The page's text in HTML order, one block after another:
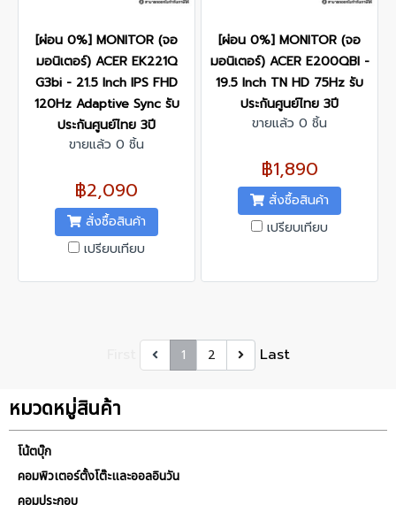
[ผ่อน 0%] MONITOR (จอ
มอนิเตอร์) ACER EK221Q
G3bi - 21.5 Inch IPS FHD
120Hz Adaptive Sync รับ
ประกันศูนย์ไทย 3ปี
ขายแล้ว 0 ชิ้น
฿2,090
สั่งซื้อสินค้า
เปรียบเทียบ
[ผ่อน 0%] MONITOR (จอ
มอนิเตอร์) ACER E200QBI -
19.5 Inch TN HD 75Hz รับ
ประกันศูนย์ไทย 3ปี
ขายแล้ว 0 ชิ้น
฿1,890
สั่งซื้อสินค้า
เปรียบเทียบ
1 2 Last
หมวดหมู่สินค้า
โน้ตบุ๊ก
คอมพิวเตอร์ตั้งโต๊ะและออลอินวัน